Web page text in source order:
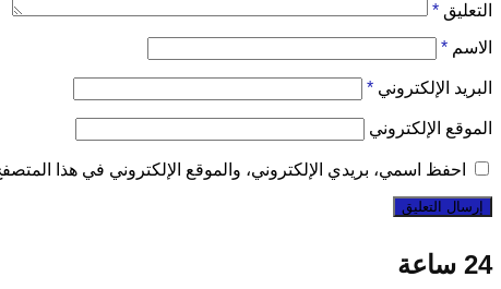
التعليق *
الاسم *
البريد الإلكتروني *
الموقع الإلكتروني
احفظ اسمي، بريدي الإلكتروني، والموقع الإلكتروني في هذا
24 ساعة